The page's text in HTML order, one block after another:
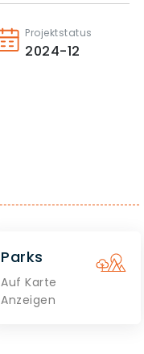
Projektstatus
2024-12
Parks
Auf Karte
Anzeigen